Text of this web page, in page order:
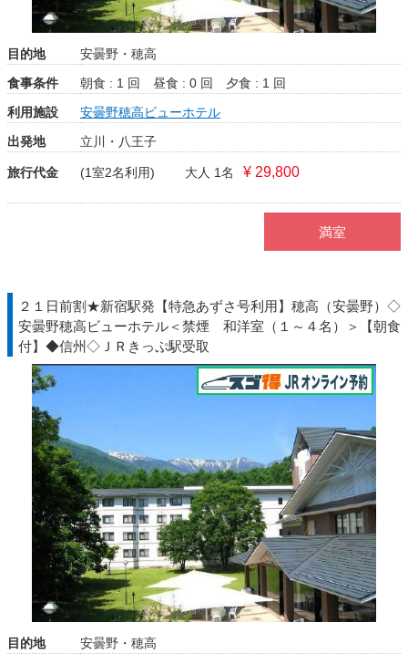
目的地
安曇野・穂高
食事条件
朝食 : 1 回 昼食 : 0 回
夕食 : 1 回
利用施設
安曇野穂高ビューホテル
出発地
立川・八王子
旅行代金 (1室2名利用) 大人 1名 ¥ 29,800
満室
２１日前割★新宿駅発【特急あずさ号利用】穂高（安曇野）◇
安曇野穂高ビューホテル＜禁煙 和洋室（１～４名）＞【朝食
付】◆信州◇ＪＲきっぷ駅受取
目的地
安曇野・穂高